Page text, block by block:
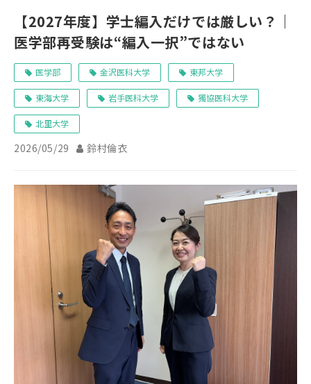
【2027年度】学士編入だけでは厳しい？｜
医学部再受験は“編入一択”ではない
医学部 金沢医科大学 東邦大学
東海大学 岩手医科大学 獨協医科大学
北里大学
2026/05/29 鈴村倫衣